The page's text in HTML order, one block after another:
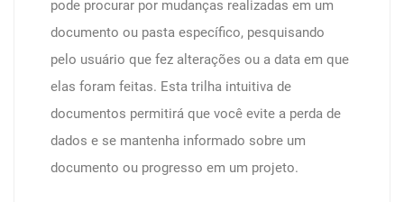
pode procurar por mudanças realizadas em um
documento ou pasta específico, pesquisando
pelo usuário que fez alterações ou a data em que
elas foram feitas. Esta trilha intuitiva de
documentos permitirá que você evite a perda de
dados e se mantenha informado sobre um
documento ou progresso em um projeto.